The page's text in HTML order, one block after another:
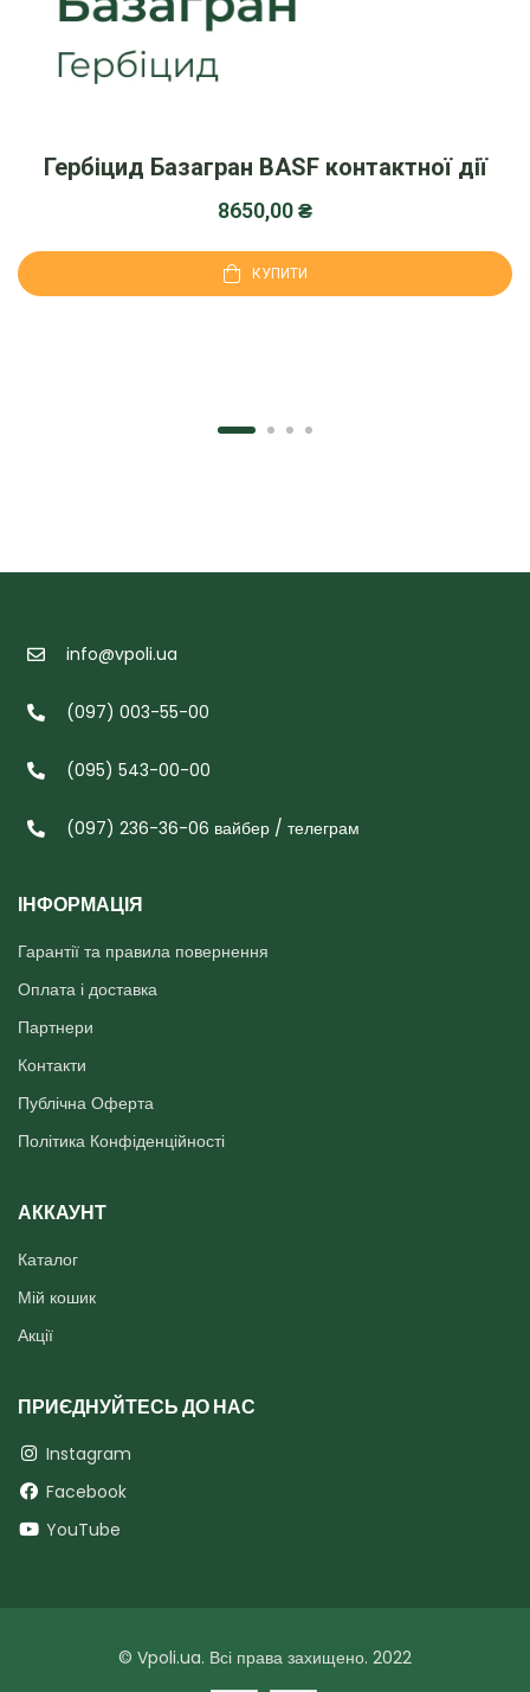
Гербіцид Базагран BASF контактної дії
8650,00₴
КУПИТИ
info@vpoli.ua
(097) 003-55-00
(095) 543-00-00
(097) 236-36-06 вайбер / телеграм
ІНФОРМАЦІЯ
Гарантії та правила повернення
Оплата і доставка
Партнери
Контакти
Публічна Оферта
Політика Конфіденційності
АККАУНТ
Каталог
Мій кошик
Акції
ПРИЄДНУЙТЕСЬ ДО НАС
Instagram
Facebook
YouTube
© Vpoli.ua. Всі права захищено. 2022